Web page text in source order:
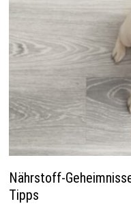
Nährstoff-
Tipps